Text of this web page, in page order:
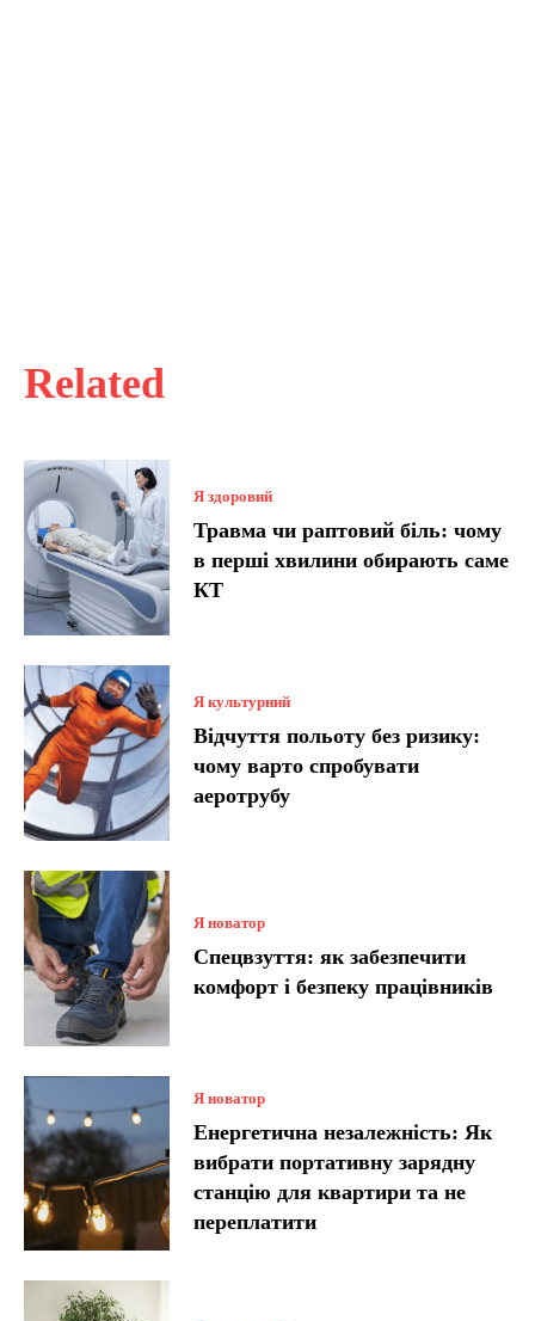
Related
Я здоровий
Травма чи раптовий біль: чому
в перші хвилини обирають саме
КТ
Я культурний
Відчуття польоту без ризику:
чому варто спробувати
аеротрубу
Я новатор
Спецвзуття: як забезпечити
комфорт і безпеку працівників
Я новатор
Енергетична незалежність: Як
вибрати портативну зарядну
станцію для квартири та не
переплатити